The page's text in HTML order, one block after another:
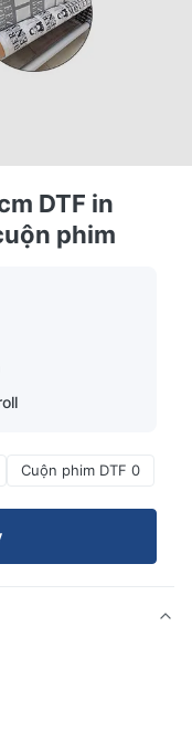
DTF in
phim
Cuộn phim DTF 0